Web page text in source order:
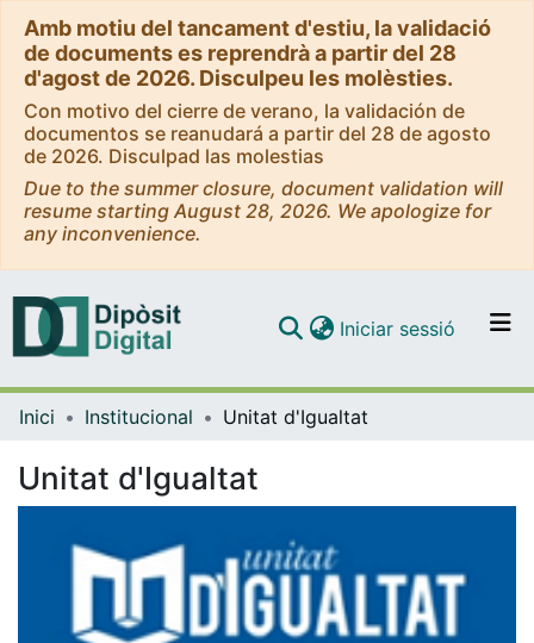
Amb motiu del tancament d'estiu, la validació
de documents es reprendrà a partir del 28
d'agost de 2026. Disculpeu les molèsties.
Con motivo del cierre de verano, la validación de
documentos se reanudará a partir del 28 de agosto
de 2026. Disculpad las molestias
Due to the summer closure, document validation will
resume starting August 28, 2026. We apologize for
any inconvenience.
Navega per tot el DD
Com publicar
Contacte
Iniciar sessió (current)
Inici Institucional Unitat d'Igualtat
Unitat d'Igualtat